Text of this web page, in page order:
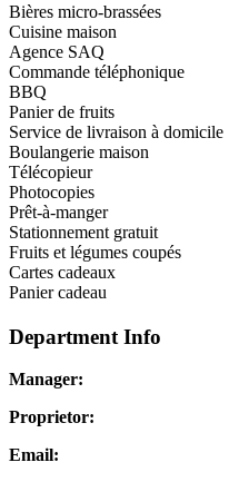
Bières micro-brassées
Cuisine maison
Agence SAQ
Commande téléphonique
BBQ
Panier de fruits
Service de livraison à domicile
Boulangerie maison
Télécopieur
Photocopies
Prêt-à-manger
Stationnement gratuit
Fruits et légumes coupés
Cartes cadeaux
Panier cadeau
Department Info
Manager:
Proprietor:
Email: